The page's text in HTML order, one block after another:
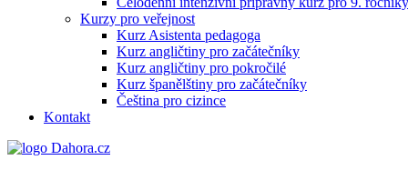
Kurzy pro veřejnost
Kurz Asistenta pedagoga
Kurz angličtiny pro začátečníky
Kurz angličtiny pro pokročilé
Kurz španělštiny pro začátečníky
Čeština pro cizince
Kontakt